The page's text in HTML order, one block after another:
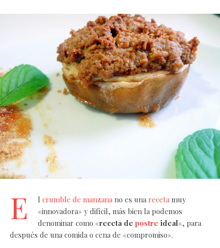
E l crumble de manzana no es una receta muy
«innovadora» y difícil, más bien la podemos
denominar como «receta de postre ideal«, para
después de una comida o cena de «compromiso».